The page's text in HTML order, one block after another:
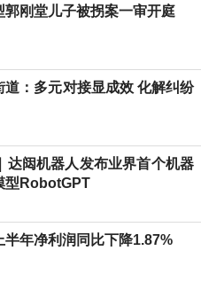
郭刚堂儿子被拐案一审开庭
道：多元对接显成效 化解纠纷
达闼机器人发布业界首个机器
型RobotGPT
半年净利润同比下降1.87%